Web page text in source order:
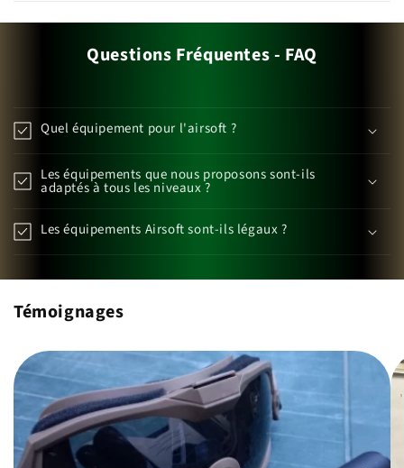
Questions Fréquentes - FAQ
Quel équipement pour l'airsoft ?
Les équipements que nous proposons sont-ils
adaptés à tous les niveaux ?
Les équipements Airsoft sont-ils légaux ?
Témoignages